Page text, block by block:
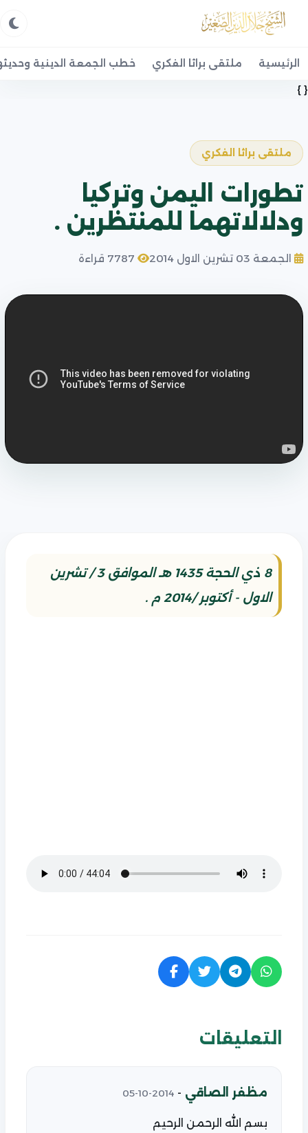
الرئيسية ملتقى براثا الفكري خطب الجمعة الدينية
{ }
ملتقى براثا الفكري
تطورات اليمن وتركيا
ودلالاتهما للمنتظرين .
الجمعة 03 تشرين الاول 2014
8 ذي الحجة 1435 هـ الموافق 3 / تشرين
الاول - أكتوبر /2014 م .
التعليقات
مظفر الصاقي -
2014-10-05
بسم الله الرحمن الرحيم